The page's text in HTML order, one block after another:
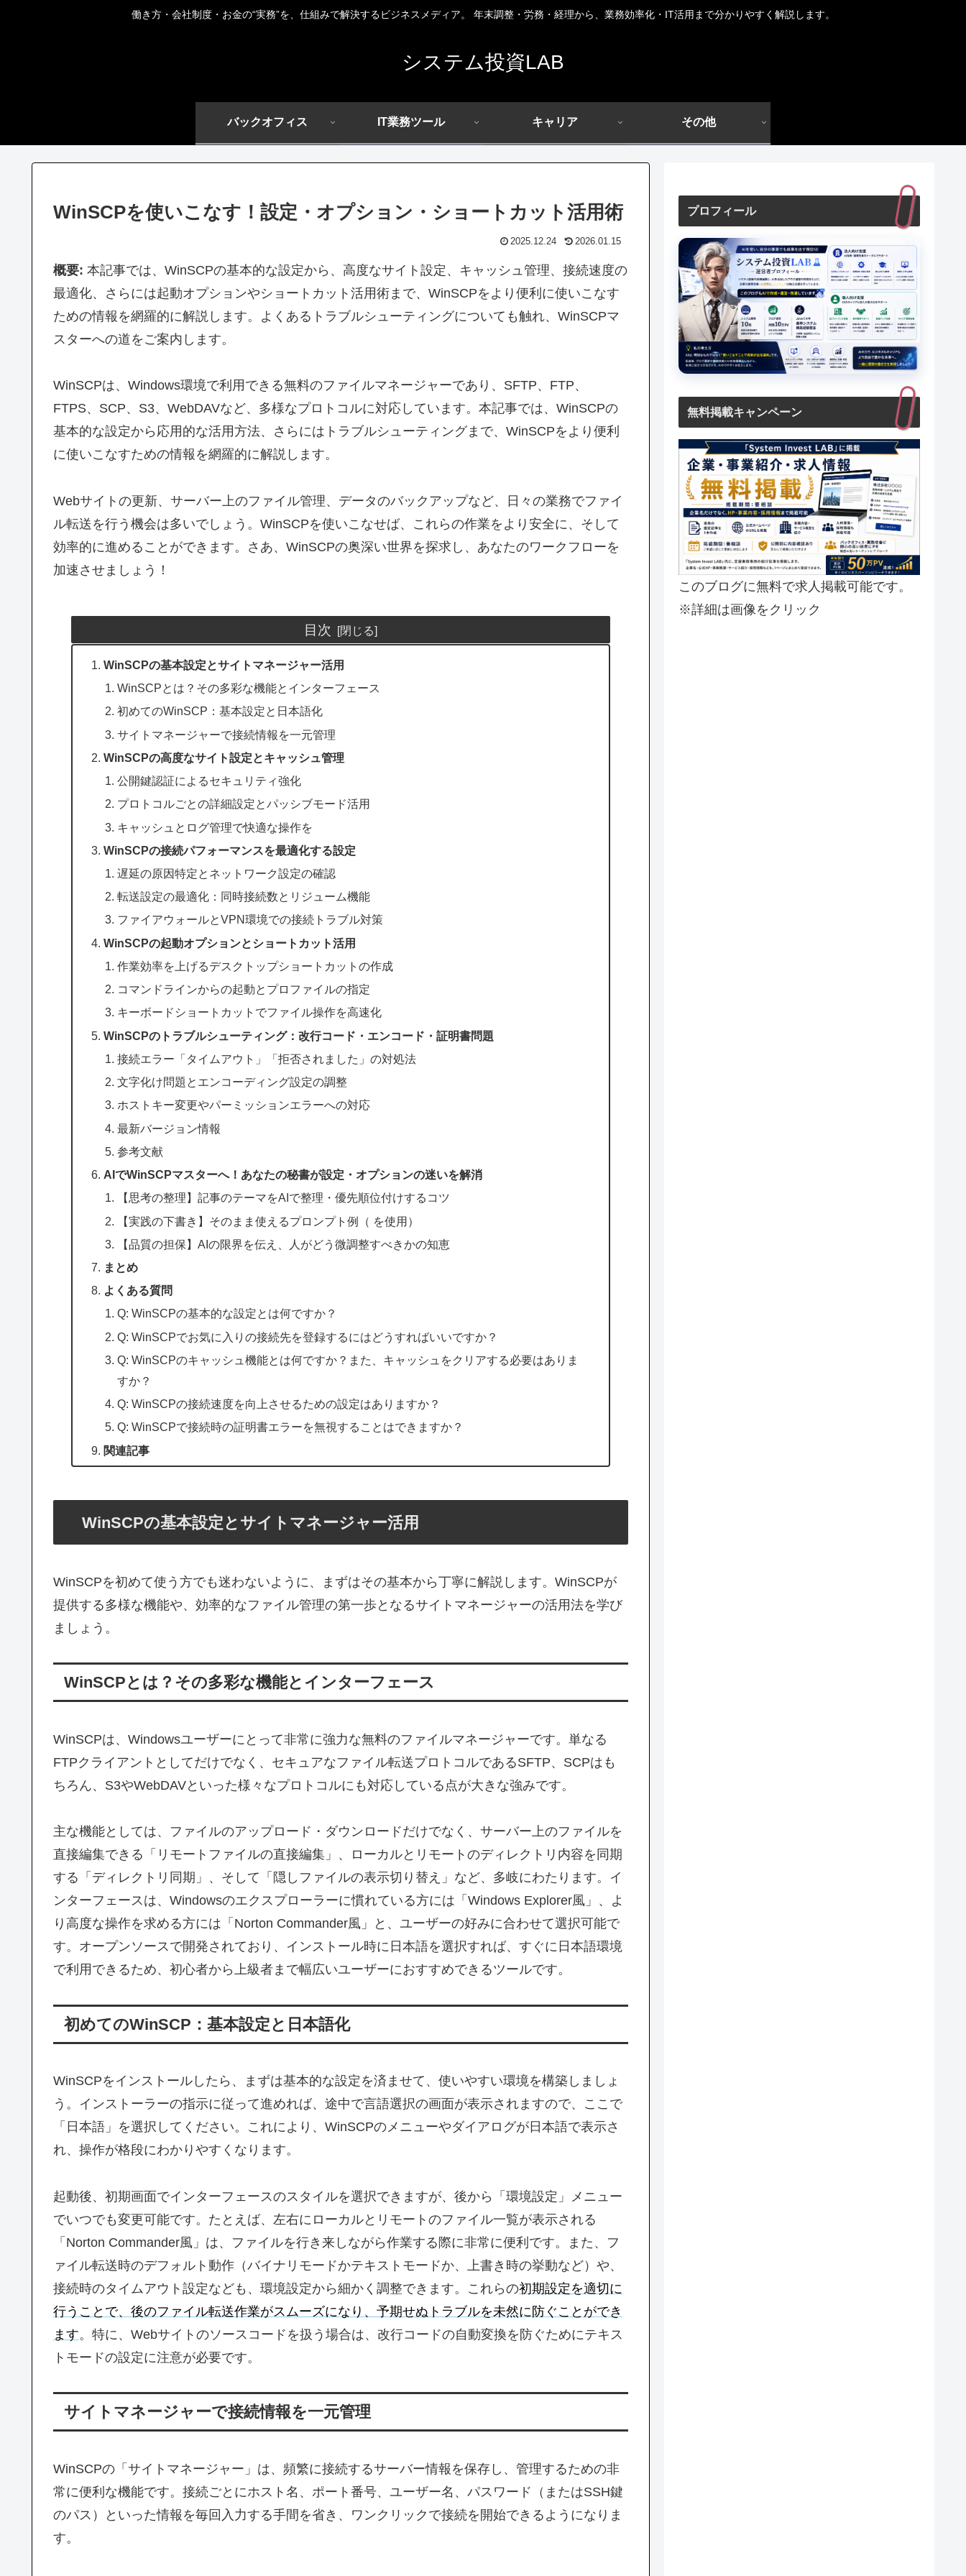
働き方・会社制度・お金の“実務”を、仕組みで解決するビジネスメディア。 年末調整・労務・経理から、業務効率化・IT活用まで分かりやすく解説します。
システム投資LAB
バックオフィス IT業務ツール キャリア その他
WinSCPを使いこなす！設定・オプション・ショートカット活用術
2025.12.24 2026.01.15
概要: 本記事では、WinSCPの基本的な設定から、高度なサイト設定、キャッシュ管理、接続速度の
最適化、さらには起動オプションやショートカット活用術まで、WinSCPをより便利に使いこなす
ための情報を網羅的に解説します。よくあるトラブルシューティングについても触れ、WinSCPマ
スターへの道をご案内します。
WinSCPは、Windows環境で利用できる無料のファイルマネージャーであり、SFTP、FTP、
FTPS、SCP、S3、WebDAVなど、多様なプロトコルに対応しています。本記事では、WinSCPの
基本的な設定から応用的な活用方法、さらにはトラブルシューティングまで、WinSCPをより便利
に使いこなすための情報を網羅的に解説します。
Webサイトの更新、サーバー上のファイル管理、データのバックアップなど、日々の業務でファイ
ル転送を行う機会は多いでしょう。WinSCPを使いこなせば、これらの作業をより安全に、そして
効率的に進めることができます。さあ、WinSCPの奥深い世界を探求し、あなたのワークフローを
加速させましょう！
目次
WinSCPの基本設定とサイトマネージャー活用
WinSCPとは？その多彩な機能とインターフェース
初めてのWinSCP：基本設定と日本語化
サイトマネージャーで接続情報を一元管理
WinSCPの高度なサイト設定とキャッシュ管理
公開鍵認証によるセキュリティ強化
プロトコルごとの詳細設定とパッシブモード活用
キャッシュとログ管理で快適な操作を
WinSCPの接続パフォーマンスを最適化する設定
遅延の原因特定とネットワーク設定の確認
転送設定の最適化：同時接続数とリジューム機能
ファイアウォールとVPN環境での接続トラブル対策
WinSCPの起動オプションとショートカット活用
作業効率を上げるデスクトップショートカットの作成
コマンドラインからの起動とプロファイルの指定
キーボードショートカットでファイル操作を高速化
WinSCPのトラブルシューティング：改行コード・エンコード・証明書問題
接続エラー「タイムアウト」「拒否されました」の対処法
文字化け問題とエンコーディング設定の調整
ホストキー変更やパーミッションエラーへの対応
最新バージョン情報
参考文献
AIでWinSCPマスターへ！あなたの秘書が設定・オプションの迷いを解消
【思考の整理】記事のテーマをAIで整理・優先順位付けするコツ
【実践の下書き】そのまま使えるプロンプト例（ を使用）
【品質の担保】AIの限界を伝え、人がどう微調整すべきかの知恵
まとめ
よくある質問
Q: WinSCPの基本的な設定とは何ですか？
Q: WinSCPでお気に入りの接続先を登録するにはどうすればいいですか？
Q: WinSCPのキャッシュ機能とは何ですか？また、キャッシュをクリアする必要はありま
すか？
Q: WinSCPの接続速度を向上させるための設定はありますか？
Q: WinSCPで接続時の証明書エラーを無視することはできますか？
関連記事
WinSCPの基本設定とサイトマネージャー活用
WinSCPを初めて使う方でも迷わないように、まずはその基本から丁寧に解説します。WinSCPが
提供する多様な機能や、効率的なファイル管理の第一歩となるサイトマネージャーの活用法を学び
ましょう。
WinSCPとは？その多彩な機能とインターフェース
WinSCPは、Windowsユーザーにとって非常に強力な無料のファイルマネージャーです。単なる
FTPクライアントとしてだけでなく、セキュアなファイル転送プロトコルであるSFTP、SCPはも
ちろん、S3やWebDAVといった様々なプロトコルにも対応している点が大きな強みです。
主な機能としては、ファイルのアップロード・ダウンロードだけでなく、サーバー上のファイルを
直接編集できる「リモートファイルの直接編集」、ローカルとリモートのディレクトリ内容を同期
する「ディレクトリ同期」、そして「隠しファイルの表示切り替え」など、多岐にわたります。イ
ンターフェースは、Windowsのエクスプローラーに慣れている方には「Windows Explorer風」、よ
り高度な操作を求める方には「Norton Commander風」と、ユーザーの好みに合わせて選択可能で
す。オープンソースで開発されており、インストール時に日本語を選択すれば、すぐに日本語環境
で利用できるため、初心者から上級者まで幅広いユーザーにおすすめできるツールです。
初めてのWinSCP：基本設定と日本語化
WinSCPをインストールしたら、まずは基本的な設定を済ませて、使いやすい環境を構築しましょ
う。インストーラーの指示に従って進めれば、途中で言語選択の画面が表示されますので、ここで
「日本語」を選択してください。これにより、WinSCPのメニューやダイアログが日本語で表示さ
れ、操作が格段にわかりやすくなります。
起動後、初期画面でインターフェースのスタイルを選択できますが、後から「環境設定」メニュー
でいつでも変更可能です。たとえば、左右にローカルとリモートのファイル一覧が表示される
「Norton Commander風」は、ファイルを行き来しながら作業する際に非常に便利です。また、フ
ァイル転送時のデフォルト動作（バイナリモードかテキストモードか、上書き時の挙動など）や、
接続時のタイムアウト設定なども、環境設定から細かく調整できます。これらの初期設定を適切に
行うことで、後のファイル転送作業がスムーズになり、予期せぬトラブルを未然に防ぐことができ
ます。特に、Webサイトのソースコードを扱う場合は、改行コードの自動変換を防ぐためにテキス
トモードの設定に注意が必要です。
サイトマネージャーで接続情報を一元管理
WinSCPの「サイトマネージャー」は、頻繁に接続するサーバー情報を保存し、管理するための非
常に便利な機能です。接続ごとにホスト名、ポート番号、ユーザー名、パスワード（またはSSH鍵
のパス）といった情報を毎回入力する手間を省き、ワンクリックで接続を開始できるようになりま
す。
プロフィール
無料掲載キャンペーン
このブログに無料で求人掲載可能です。
※詳細は画像をクリック